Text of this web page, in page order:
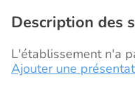
Description des
L'établissement n'a
Ajouter une